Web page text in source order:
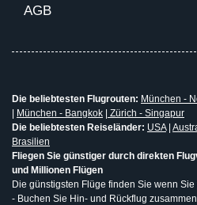
AGB
Die beliebtesten Flugrouten: München -
München - Bangkok
Zürich - Singapur
Die beliebtesten Reiseländer: USA|
Brasilien
Fliegen Sie günstiger durch direkten
und Millionen Flügen
Die günstigsten Flüge finden Sie wenn
- Buchen Sie Hin- und Rückflug zusammen